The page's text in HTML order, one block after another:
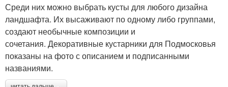
Среди них можно выбрать кусты для любого дизайна
ландшафта. Их высаживают по одному либо группами,
создают необычные композиции и
сочетания. Декоративные кустарники для Подмосковья
показаны на фото с описанием и подписанными
названиями.